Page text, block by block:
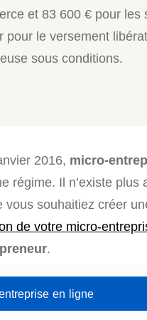
et 83 600 € pour les
pour le versement
sous conditions.
2016, micro-
régime. Il n’existe plus
souhaitiez créer
de votre micro-
.
en ligne